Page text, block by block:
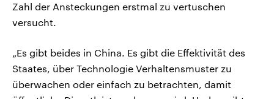
Zahl der Ansteckungen erstmal zu vertuschen
versucht.
„Es gibt beides in China. Es gibt die Effektivität des
Staates, über Technologie Verhaltensmuster zu
überwachen oder einfach zu betrachten, damit